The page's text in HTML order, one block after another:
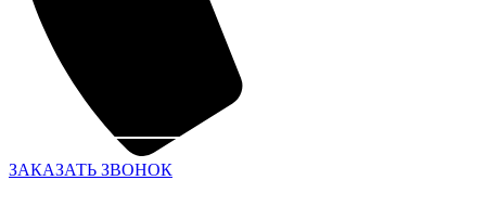
ЗАКАЗАТЬ ЗВОНОК